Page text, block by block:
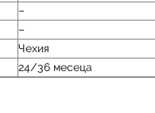
–
–
Чехия
24/36 месеца